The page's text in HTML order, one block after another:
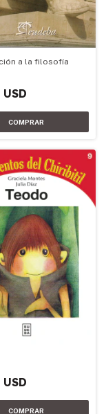
a la filosofía